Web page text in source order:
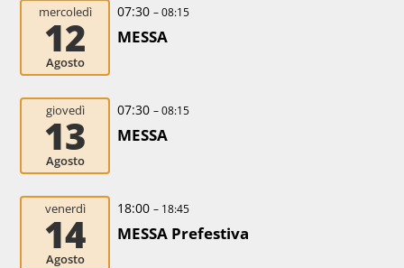
mercoledì
12
Agosto
07:30 – 08:15
MESSA
giovedì
13
Agosto
07:30 – 08:15
MESSA
venerdì
14
Agosto
18:00 – 18:45
MESSA Prefestiva